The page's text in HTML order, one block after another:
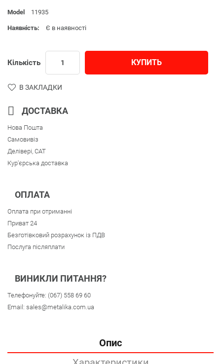
Model 11935
Наявність: Є в наявності
Кількість КУПИТЬ
В ЗАКЛАДКИ
ДОСТАВКА
Нова Пошта
Самовивіз
Делівері, CAT
Кур'єрська доставка
ОПЛАТА
Оплата при отриманні
Приват 24
Безготівковий розрахунок із ПДВ
Послуга післяплати
ВИНИКЛИ ПИТАННЯ?
Телефонуйте: (067) 558 69 60
Email: sales@metalika.com.ua
Опис